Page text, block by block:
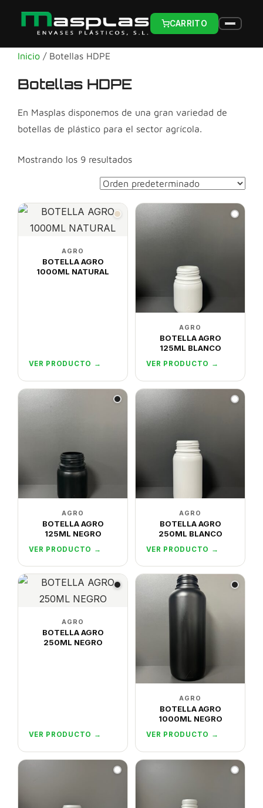
CARRITO
Inicio / Botellas HDPE
Botellas HDPE
En Masplas disponemos de una gran variedad de
botellas de plástico para el sector agrícola.
Mostrando los 9 resultados
AGRO
BOTELLA AGRO
1000ML NATURAL
VER PRODUCTO →
AGRO
BOTELLA AGRO
125ML BLANCO
VER PRODUCTO →
AGRO
BOTELLA AGRO
125ML NEGRO
VER PRODUCTO →
AGRO
BOTELLA AGRO
250ML BLANCO
VER PRODUCTO →
AGRO
BOTELLA AGRO
250ML NEGRO
VER PRODUCTO →
AGRO
BOTELLA AGRO
1000ML NEGRO
VER PRODUCTO →